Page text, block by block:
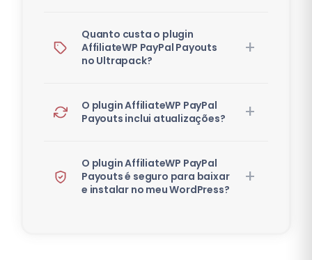
Quanto custa o plugin
AffiliateWP PayPal Payouts
no Ultrapack?
O plugin AffiliateWP PayPal
Payouts inclui atualizações?
O plugin AffiliateWP PayPal
Payouts é seguro para baixar
e instalar no meu WordPress?